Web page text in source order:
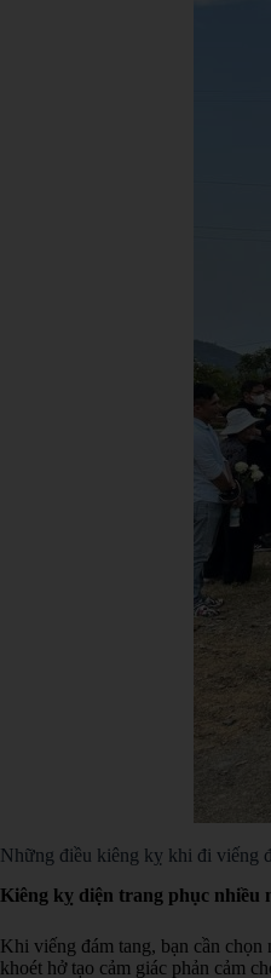
Những điều kiêng kỵ khi đi viếng
Kiêng kỵ diện trang phục nhiều
Khi viếng đám tang, bạn cần
khoét hở tạo cảm giác phản cảm